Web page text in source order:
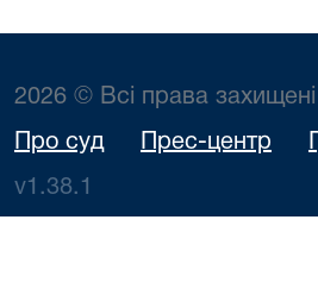
2026 © Всі права захищені
Про суд Прес-центр
v1.38.1